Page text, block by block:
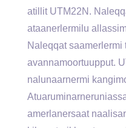
atillit UTM22N.
ataanerlermilu
Naleqqat
avannamoortuupput.
nalunaarnermi
amerlanersaat